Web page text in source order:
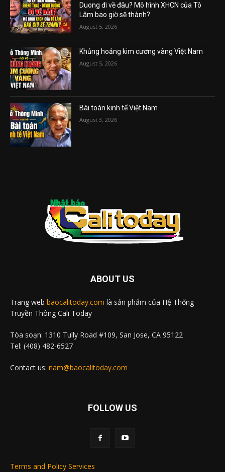
Duong đi về đâu? Mô hình XHCN của Tô
Lâm bao giờ sẽ thành?
August 5, 2026
Khủng hoảng kim cương vàng Việt Nam
August 5, 2026
Bài toán kinh tế Việt Nam
August 3, 2026
ABOUT US
Trang web baocalitoday.com là sản phẩm của Hệ Thống
Truyền Thông Cali Today
Tòa soạn: 1310 Tully Road #109, San Jose, CA 95122
Tel: (408) 482-6527
Contact us: nam@baocalitoday.com
FOLLOW US
Terms and Policy Services